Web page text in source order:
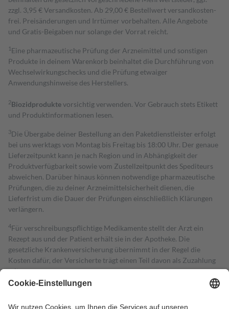
zzgl. 3,95 € Versandkosten. Ab 29,00 € Bestell­wert versand­kosten­
frei. Preisänderungen und Irrtümer vorbehalten. Alle Angebote
und Gratis-Beigaben nur solange der Vorrat reicht.
1 Eine pharmazeutische Prüfung der Arzneimittel und sonstigen
Produkte in deinem Warenkorb beinhaltet die Durchführung von
Wechselwirkungschecks und die Prüfung etwaiger
Anwendungshinweise des Herstellers.
2Biozidproduktevorsichtig verwenden. Vor Gebrauch stets Etikett
und Produktinformationen lesen.
3Die Übergabe deiner Bestellung an den Paketdienstleister erfolgt
bei uns werktags von Montag bis Freitag bis 18:00 Uhr. Der genaue
Lieferzeitpunkt kann je nach Region und in Abhängigkeit der
Produktverfügbarkeit sowie vom Zustellzeitpunkt des Spediteurs
abweichen. Darüber hinaus können notwendige pharmazeutische
Prüfungen, die zu deiner Arzneimittelsicherheit dienen, die
Lieferfrist um die Dauer der Prüfungen einschließlich Klärungen
verlängern.
4Für verschreibungspflichtige Medikamente stellt der Arzt ein
Rezept aus und der Patient erhält sie in der Apotheke. Die
gesetzliche Krankenversicherung übernimmt in der Regel die
Kosten dafür, der Versicherte trägt einen Teil davon als Zuzahlung
mit.
Grundsätzlich leisten Mitglieder Zuzahlungen in Höhe von zehn
höchstens zehn Euro.
Es sind jedoch nie mehr als die tatsächlichen